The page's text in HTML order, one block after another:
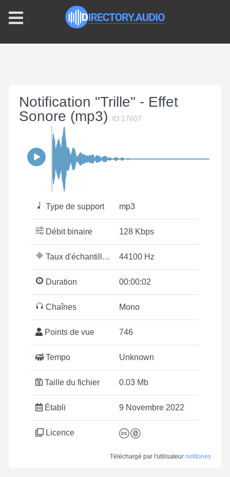
Notification "Trille" - Effet
Sonore (mp3)
ID:17607
Type de support mp3
Débit binaire 128 Kbps
Taux d'échantillonnage 44100 Hz
Duration 00:00:02
Chaînes Mono
Points de vue 746
Tempo Unknown
Taille du fichier 0.03 Mb
Établi 9 Novembre 2022
Licence
Téléchargé par l'utilisateur notitones